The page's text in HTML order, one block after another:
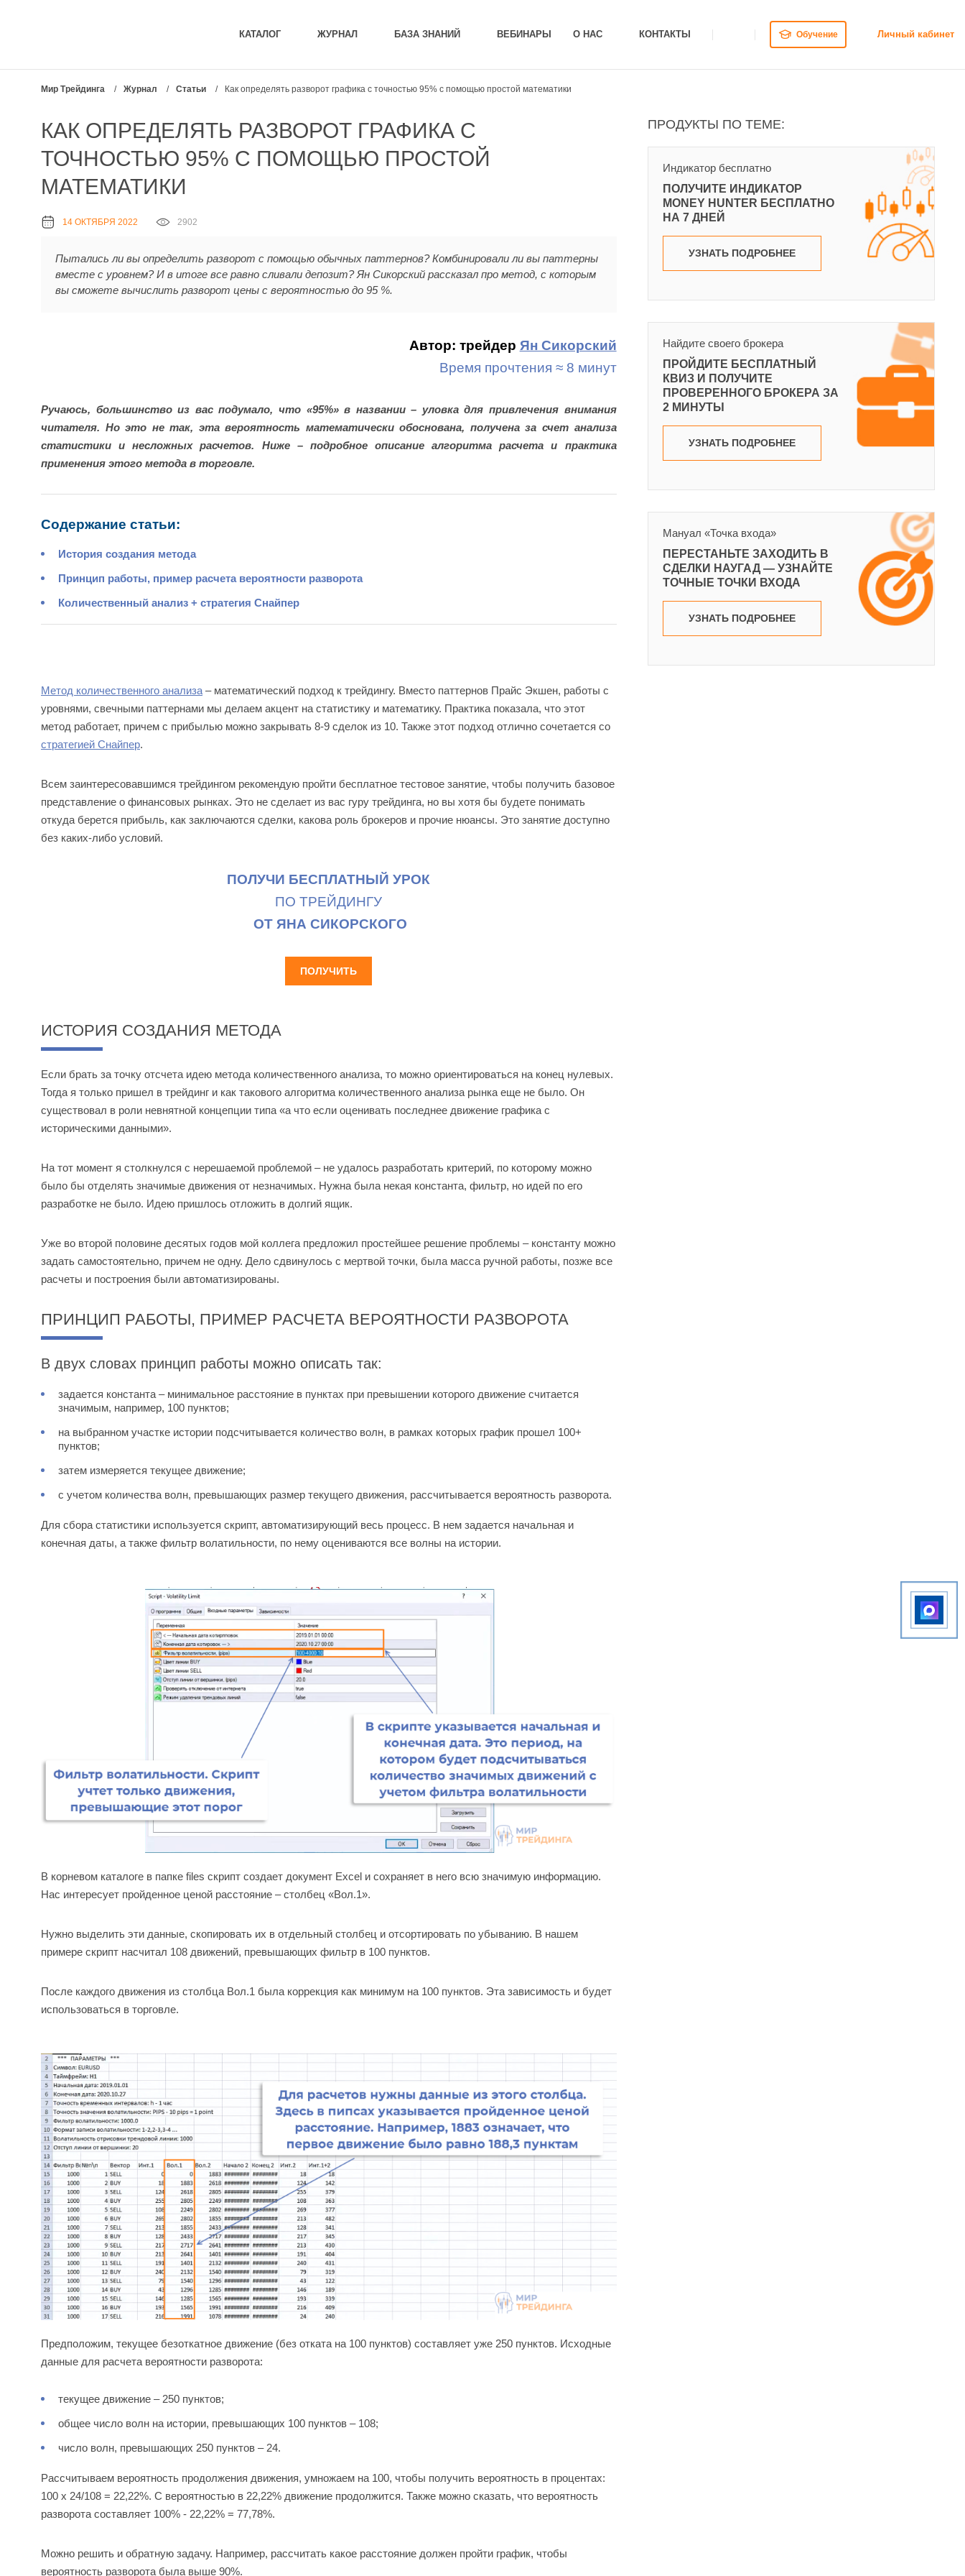
КАТАЛОГ ЖУРНАЛ БАЗА ЗНАНИЙ ВЕБИНАРЫ О НАС КОНТАКТЫ Обучение Личный кабинет
Мир Трейдинга / Журнал / Статьи / Как определять разворот графика с точностью 95% с помощью простой математики
КАК ОПРЕДЕЛЯТЬ РАЗВОРОТ ГРАФИКА С
ТОЧНОСТЬЮ 95% С ПОМОЩЬЮ ПРОСТОЙ
МАТЕМАТИКИ
14 ОКТЯБРЯ 2022 2902
Пытались ли вы определить разворот с помощью обычных паттернов? Комбинировали ли вы паттерны
вместе с уровнем? И в итоге все равно сливали депозит? Ян Сикорский рассказал про метод, с которым
вы сможете вычислить разворот цены с вероятностью до 95 %.
Автор: трейдер Ян Сикорский
Время прочтения ≈ 8 минут
Ручаюсь, большинство из вас подумало, что «95%» в названии – уловка для привлечения внимания
читателя. Но это не так, эта вероятность математически обоснована, получена за счет анализа
статистики и несложных расчетов. Ниже – подробное описание алгоритма расчета и практика
применения этого метода в торговле.
Содержание статьи:
История создания метода
Принцип работы, пример расчета вероятности разворота
Количественный анализ + стратегия Снайпер
Метод количественного анализа – математический подход к трейдингу. Вместо паттернов Прайс Экшен, работы с
уровнями, свечными паттернами мы делаем акцент на статистику и математику. Практика показала, что этот
метод работает, причем с прибылью можно закрывать 8-9 сделок из 10. Также этот подход отлично сочетается со
стратегией Снайпер.
Всем заинтересовавшимся трейдингом рекомендую пройти бесплатное тестовое занятие, чтобы получить базовое
представление о финансовых рынках. Это не сделает из вас гуру трейдинга, но вы хотя бы будете понимать
откуда берется прибыль, как заключаются сделки, какова роль брокеров и прочие нюансы. Это занятие доступно
без каких-либо условий.
ПОЛУЧИ БЕСПЛАТНЫЙ УРОК
ПО ТРЕЙДИНГУ
ОТ ЯНА СИКОРСКОГО
ПОЛУЧИТЬ
ИСТОРИЯ СОЗДАНИЯ МЕТОДА
Если брать за точку отсчета идею метода количественного анализа, то можно ориентироваться на конец нулевых.
Тогда я только пришел в трейдинг и как такового алгоритма количественного анализа рынка еще не было. Он
существовал в роли невнятной концепции типа «а что если оценивать последнее движение графика с
историческими данными».
На тот момент я столкнулся с нерешаемой проблемой – не удалось разработать критерий, по которому можно
было бы отделять значимые движения от незначимых. Нужна была некая константа, фильтр, но идей по его
разработке не было. Идею пришлось отложить в долгий ящик.
Уже во второй половине десятых годов мой коллега предложил простейшее решение проблемы – константу можно
задать самостоятельно, причем не одну. Дело сдвинулось с мертвой точки, была масса ручной работы, позже все
расчеты и построения были автоматизированы.
ПРИНЦИП РАБОТЫ, ПРИМЕР РАСЧЕТА ВЕРОЯТНОСТИ РАЗВОРОТА
В двух словах принцип работы можно описать так:
задается константа – минимальное расстояние в пунктах при превышении которого движение считается
значимым, например, 100 пунктов;
на выбранном участке истории подсчитывается количество волн, в рамках которых график прошел 100+
пунктов;
затем измеряется текущее движение;
с учетом количества волн, превышающих размер текущего движения, рассчитывается вероятность разворота.
Для сбора статистики используется скрипт, автоматизирующий весь процесс. В нем задается начальная и
конечная даты, а также фильтр волатильности, по нему оцениваются все волны на истории.
В корневом каталоге в папке files скрипт создает документ Excel и сохраняет в него всю значимую информацию.
Нас интересует пройденное ценой расстояние – столбец «Вол.1».
Нужно выделить эти данные, скопировать их в отдельный столбец и отсортировать по убыванию. В нашем
примере скрипт насчитал 108 движений, превышающих фильтр в 100 пунктов.
После каждого движения из столбца Вол.1 была коррекция как минимум на 100 пунктов. Эта зависимость и будет
использоваться в торговле.
Предположим, текущее безоткатное движение (без отката на 100 пунктов) составляет уже 250 пунктов. Исходные
данные для расчета вероятности разворота:
текущее движение – 250 пунктов;
общее число волн на истории, превышающих 100 пунктов – 108;
число волн, превышающих 250 пунктов – 24.
Рассчитываем вероятность продолжения движения, умножаем на 100, чтобы получить вероятность в процентах:
100 х 24/108 = 22,22%. С вероятностью в 22,22% движение продолжится. Также можно сказать, что вероятность
разворота составляет 100% - 22,22% = 77,78%.
Можно решить и обратную задачу. Например, рассчитать какое расстояние должен пройти график, чтобы
вероятность разворота была выше 90%.
ПРОДУКТЫ ПО ТЕМЕ:
Индикатор бесплатно
ПОЛУЧИТЕ ИНДИКАТОР
MONEY HUNTER БЕСПЛАТНО
НА 7 ДНЕЙ
УЗНАТЬ ПОДРОБНЕЕ
Найдите своего брокера
ПРОЙДИТЕ БЕСПЛАТНЫЙ
КВИЗ И ПОЛУЧИТЕ
ПРОВЕРЕННОГО БРОКЕРА ЗА
2 МИНУТЫ
УЗНАТЬ ПОДРОБНЕЕ
Мануал «Точка входа»
ПЕРЕСТАНЬТЕ ЗАХОДИТЬ В
СДЕЛКИ НАУГАД — УЗНАЙТЕ
ТОЧНЫЕ ТОЧКИ ВХОДА
УЗНАТЬ ПОДРОБНЕЕ